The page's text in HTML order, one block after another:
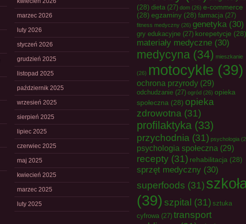
marzec 2026
luty 2026
styczeń 2026
grudzień 2025
listopad 2025
październik 2025
wrzesień 2025
sierpień 2025
lipiec 2025
czerwiec 2025
maj 2025
kwiecień 2025
marzec 2025
luty 2025
(28) dieta (27) dom (26) e-commerce
(28) egzaminy (28) farmacja (27)
fitness medyczny (26) genetyka(30)
gry edukacyjne (27) korepetycje (28)
materiały medyczne (30)
medycyna (34) mieszkanie
(26) motocykle (39)
ochrona przyrody (29)
odchudzanie (27) ogród (26) opieka
społeczna (28) opieka
zdrowotna (31)
profilaktyka (33)
przychodnia (31) psychologia
psychologia społeczna (29)
recepty (31) rehabilitacja (28)
sprzęt medyczny (30)
superfoods (31)
(39) szpital (31) sztuka
cyfrowa (27) transport